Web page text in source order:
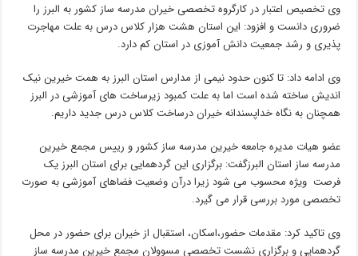
وی تخصیص اعتبار در کارگروه تخصصی خیران مدرسه ساز کشور به البرز را
ضروری دانست و افزود: این استان هشت هزار کلاس درس به علت مهاجرت
پذیری و رشد جمعیت دانش آموزی در استان کم دارد.
وی ادامه داد: تا کنون حدود نیمی از مدارس استان البرز به همت خیرین نیک
اندیش ساخته شده است اما به علت کمبود زیرساخت های آموزشی در البرز
همچنان به نگاه خداپسندانه خیران درساخت کلاس درس جدید داریم.
عضو هیات مدیره جامعه خیرین مدرسه ساز کشور و رییس مجمع خیرین
مدرسه ساز استان البرزگفت: برگزاری این گردهمایی برای استان البرز یک
فرصت ویژه محسوب می شود زیرا درآن وضعیت فضاهای آموزشی به صورت
تخصصی مورد بررسی قرار می گیرد.
وی تاکید کرد: مقدمات حضور،اسکان، استقبال از خیران برای حضور در محل
گردهمایی و برگزاری نشست تخصصی مسوولان مجمع خیرین مدرسه ساز